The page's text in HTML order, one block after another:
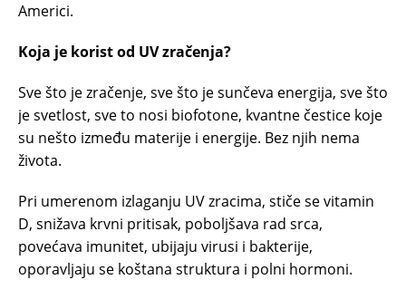
Americi.
Koja je korist od UV zračenja?
Sve što je zračenje, sve što je sunčeva energija, sve što
je svetlost, sve to nosi biofotone, kvantne čestice koje
su nešto između materije i energije. Bez njih nema
života.
Pri umerenom izlaganju UV zracima, stiče se vitamin
D, snižava krvni pritisak, poboljšava rad srca,
povećava imunitet, ubijaju virusi i bakterije,
oporavljaju se koštana struktura i polni hormoni.